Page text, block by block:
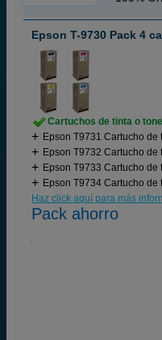
Epson T-9730 Pack 4
Cartuchos de tinta o
Epson T9731 Cartucho de
Epson T9732 Cartucho de
Epson T9733 Cartucho de
Epson T9734 Cartucho de
Haz click aquí para más
Pack ahorro